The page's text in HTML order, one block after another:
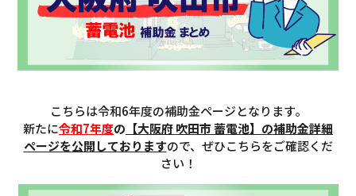
こちらは令和6年度の補助金ページとなります。
新たに令和7年度の 【大阪府 吹田市 蓄電池】の補助金詳細
ページを公開しておりますので、ぜひこちらをご確認くだ
さい！